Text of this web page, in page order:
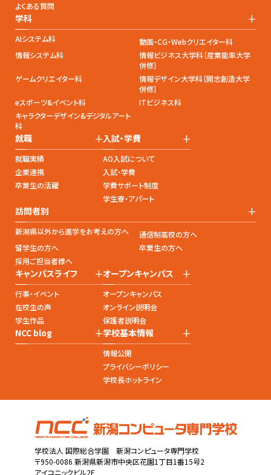
よくある質問
学科 +
AIシステム科
動画・CG・Webクリエイター科
情報システム科
情報ビジネス大学科［産業能率大学
併修］
ゲームクリエイター科
情報デザイン大学科［開志創造大学
併修］
eスポーツ&イベント科
ITビジネス科
キャラクターデザイン&デジタルアート
科
就職 +
就職実績
企業連携
卒業生の活躍
入試・学費 +
AO入試について
入試・学費
学費サポート制度
学生寮・アパート
訪問者別 +
新潟県以外から進学をお考えの方へ
通信制高校の方へ
留学生の方へ
卒業生の方へ
採用ご担当者様へ
キャンパスライフ +
行事・イベント
在校生の声
学生作品
オープンキャンパス +
オープンキャンパス
オンライン説明会
保護者説明会
NCC blog +学校基本情報 +
情報公開
プライバシーポリシー
学校長ホットライン
学校法人 国際総合学園 新潟コンピュータ専門学校
〒950-0086 新潟県新潟市中央区花園1丁目1番15号2
アイコニックビル2F